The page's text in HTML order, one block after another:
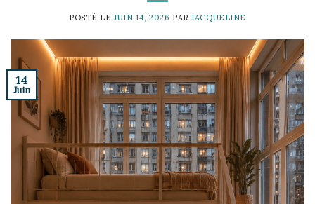
POSTÉ LEJUIN 14, 2026 PARJACQUELINE
14
Juin